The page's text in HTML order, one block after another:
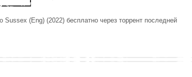
(Eng) (2022) бесплатно через торрент последней